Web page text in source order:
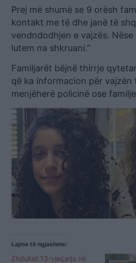
Prej më shumë se 9 orësh
kontakt me të dhe janë të
vendndodhjen e vajzës. Nëse
lutem na shkruani.”
Familjarët bëjnë thirrje
që ka informacion për
menjëherë policinë ose
Lajme të ngjashme:
Zhduket 13-vjeçarja në